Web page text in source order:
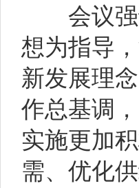
会议强
想为指导
新发展理
作总基调
实施更加
需、优化